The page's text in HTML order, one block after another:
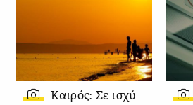
Καιρός: Σε ισχύ